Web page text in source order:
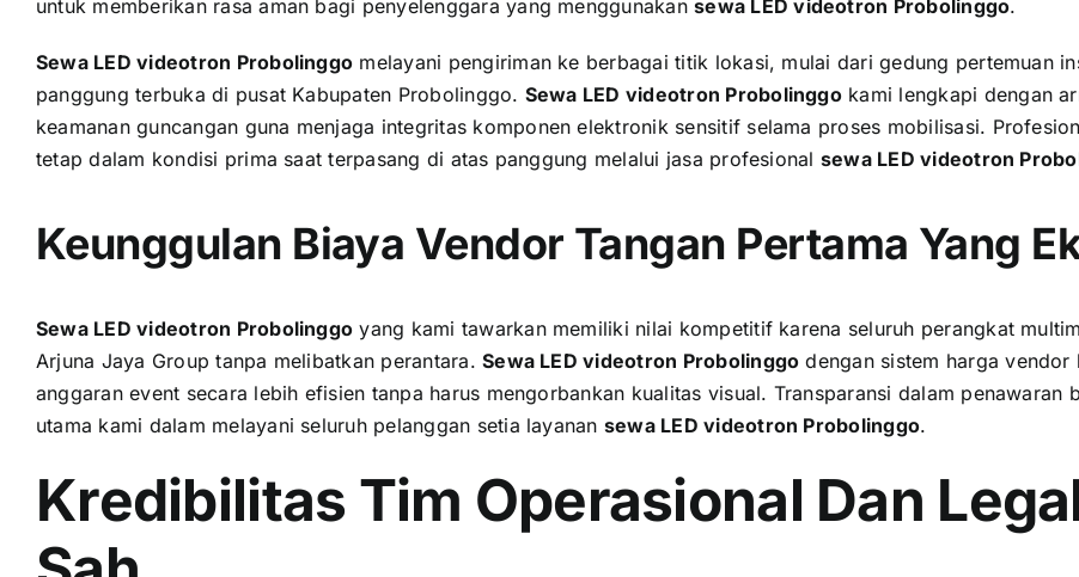
untuk memberikan rasa aman bagi penyelenggara yang menggunakansewa LED videotron Probolinggo.
Sewa LED videotron Probolinggo melayani pengiriman ke berbagai titik lokasi, mulai dari gedung pertemuan
panggung terbuka di pusat Kabupaten Probolinggo. Sewa LED videotron Probolinggokami lengkapi dengan
keamanan guncangan guna menjaga integritas komponen elektronik sensitif selama proses mobilisasi.
tetap dalam kondisi prima saat terpasang di atas panggung melalui jasa profesional sewa LED videotron
Keunggulan Biaya Vendor Tangan Pertama Yang
Sewa LED videotron Probolinggo yang kami tawarkan memiliki nilai kompetitif karena seluruh perangkat
Arjuna Jaya Group tanpa melibatkan perantara.Sewa LED videotron Probolinggo dengan sistem harga
anggaran event secara lebih efisien tanpa harus mengorbankan kualitas visual. Transparansi dalam
utama kami dalam melayani seluruh pelanggan setia layanan sewa LED videotron Probolinggo.
Kredibilitas Tim Operasional Dan